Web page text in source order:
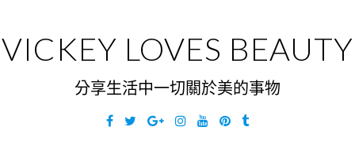
content
VICKEY LOVES BEAUTY
分享生活中一切關於美的事物
Facebook
TwitterGoogleInstagramYouTubePinterest
Tumblr